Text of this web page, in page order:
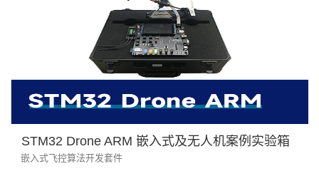
STM32 Drone ARM 嵌入式及无人机案例实验箱
嵌入式飞控算法开发套件